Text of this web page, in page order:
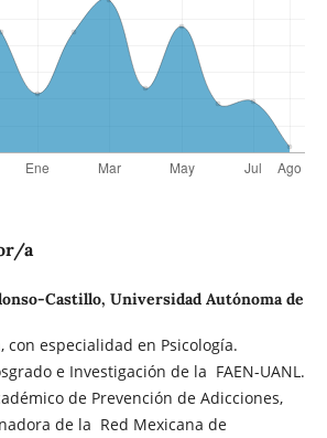
a
Castillo, Universidad Autónoma de
con especialidad en Psicología.
e Investigación de la FAEN-UANL.
de Prevención de Adicciones,
de la Red Mexicana de